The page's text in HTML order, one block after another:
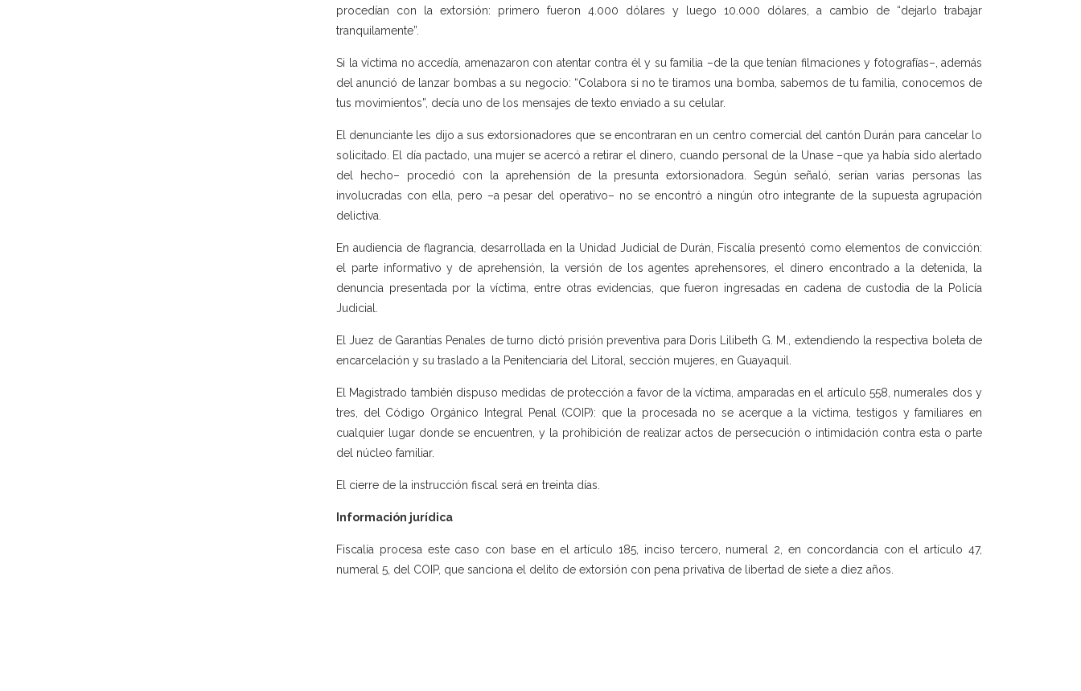
procedían con la extorsión: primero fueron 4.000 dólares y luego 10.000 dólares, a cambio de “dejarlo trabajar
tranquilamente”.
Si la víctima no accedía, amenazaron con atentar contra él y su familia –de la que tenían filmaciones y fotografías–, además
del anunció de lanzar bombas a su negocio: “Colabora si no te tiramos una bomba, sabemos de tu familia, conocemos de
tus movimientos”, decía uno de los mensajes de texto enviado a su celular.
El denunciante les dijo a sus extorsionadores que se encontraran en un centro comercial del cantón Durán para cancelar lo
solicitado. El día pactado, una mujer se acercó a retirar el dinero, cuando personal de la Unase –que ya había sido alertado
del hecho– procedió con la aprehensión de la presunta extorsionadora. Según señaló, serían varias personas las
involucradas con ella, pero –a pesar del operativo– no se encontró a ningún otro integrante de la supuesta agrupación
delictiva.
En audiencia de flagrancia, desarrollada en la Unidad Judicial de Durán, Fiscalía presentó como elementos de convicción:
el parte informativo y de aprehensión, la versión de los agentes aprehensores, el dinero encontrado a la detenida, la
denuncia presentada por la víctima, entre otras evidencias, que fueron ingresadas en cadena de custodia de la Policía
Judicial.
El Juez de Garantías Penales de turno dictó prisión preventiva para Doris Lilibeth G. M., extendiendo la respectiva boleta de
encarcelación y su traslado a la Penitenciaría del Litoral, sección mujeres, en Guayaquil.
El Magistrado también dispuso medidas de protección a favor de la víctima, amparadas en el artículo 558, numerales dos y
tres, del Código Orgánico Integral Penal (COIP): que la procesada no se acerque a la víctima, testigos y familiares en
cualquier lugar donde se encuentren, y la prohibición de realizar actos de persecución o intimidación contra esta o parte
del núcleo familiar.
El cierre de la instrucción fiscal será en treinta días.
Información jurídica
Fiscalía procesa este caso con base en el artículo 185, inciso tercero, numeral 2, en concordancia con el artículo 47,
numeral 5, del COIP, que sanciona el delito de extorsión con pena privativa de libertad de siete a diez años.